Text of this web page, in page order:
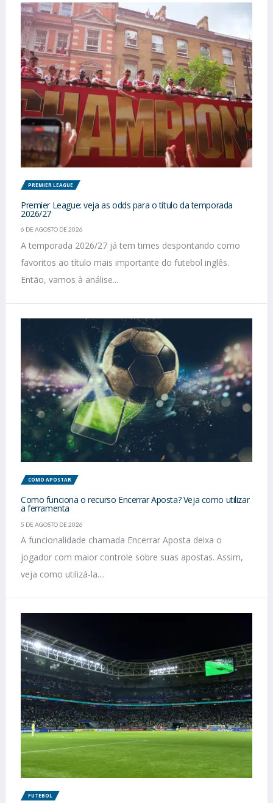
PREMIER LEAGUE
Premier League: veja as odds para o título da temporada
2026/27
6 DE AGOSTO DE 2026
A temporada 2026/27 já tem times despontando como
favoritos ao título mais importante do futebol inglês.
Então, vamos à análise...
COMO APOSTAR
Como funciona o recurso Encerrar Aposta? Veja como utilizar
a ferramenta
5 DE AGOSTO DE 2026
A funcionalidade chamada Encerrar Aposta deixa o
jogador com maior controle sobre suas apostas. Assim,
veja como utilizá-la....
FUTEBOL